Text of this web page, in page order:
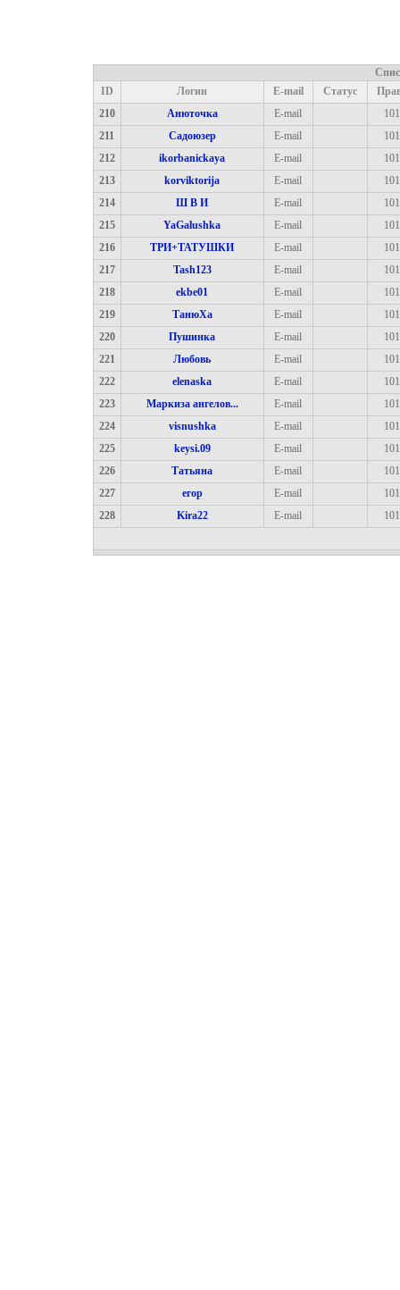
ID
Логин E-mail Статус
210
Анюточка E-mail
101
211
Садоюзер E-mail
101
212
ikorbanickaya E-mail
101
213
korviktorija E-mail
101
214
Ш В И E-mail
101
215
YaGalushka E-mail
101
216
ТРИ+ТАТУШКИ E-mail
101
217
Tash123 E-mail
101
218
ekbe01 E-mail
101
219
ТанюХа E-mail
101
220
Пушинка E-mail
101
221
Любовь E-mail
101
222
elenaska E-mail
101
223
Маркиза ангелов... E-mail
101
224
visnushka E-mail
101
225
keysi.09 E-mail
101
226
Татьяна E-mail
101
227
егор E-mail
101
228
Kira22 E-mail 101